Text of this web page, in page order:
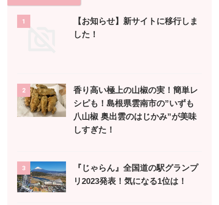
1
【お知らせ】新サイトに移行しま
した！
2
香り高い極上の山椒の実！簡単レ
シピも！島根県雲南市の”いずも
八山椒 奥出雲のはじかみ”が美味
しすぎた！
3
『じゃらん』全国道の駅グランプ
リ2023発表！気になる1位は！